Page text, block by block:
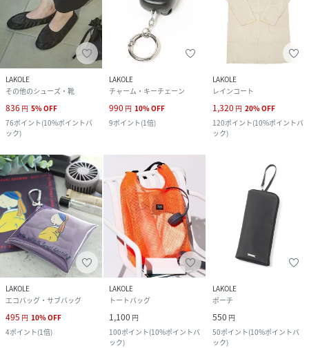
LAKOLE
その他のシューズ・靴
836 円 5%OFF
76ポイント(10%ポイントバ
ック)
LAKOLE
チャーム・キーチェーン
990 円 10%OFF
9ポイント(1倍)
LAKOLE
レインコート
1,320 円 20%OFF
120ポイント(10%ポイントバ
ック)
LAKOLE
エコバッグ・サブバッグ
495 円 10%OFF
4ポイント(1倍)
LAKOLE
トートバッグ
1,100 円
100ポイント(10%ポイントバ
ック)
LAKOLE
ポーチ
550 円
50ポイント(10%ポイントバ
ック)